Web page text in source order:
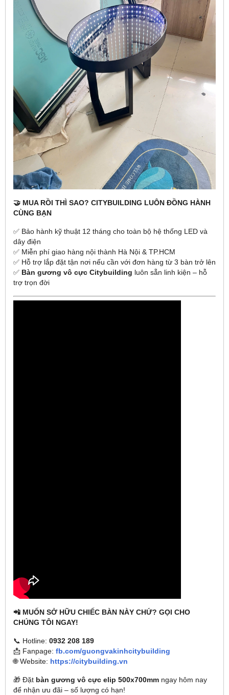
🤝 MUA RỒI THÌ SAO? CITYBUILDING LUÔN ĐỒNG HÀNH
CÙNG BẠN
✅ Bảo hành kỹ thuật 12 tháng cho toàn bộ hệ thống LED và
dây điện
✅ Miễn phí giao hàng nội thành Hà Nội & TP.HCM
✅ Hỗ trợ lắp đặt tận nơi nếu cần với đơn hàng từ 3 bàn trở lên
✅ Bàn gương vô cực Citybuilding luôn sẵn linh kiện – hỗ
trợ trọn đời
📲 MUỐN SỞ HỮU CHIẾC BÀN NÀY CHỨ? GỌI CHO
CHÚNG TÔI NGAY!
📞 Hotline: 0932 208 189
📩 Fanpage: fb.com/guongvakinhcitybuilding
🌐 Website: https://citybuilding.vn
🎁 Đặt bàn gương vô cực elip 500x700mm ngay hôm nay
để nhận ưu đãi – số lượng có hạn!